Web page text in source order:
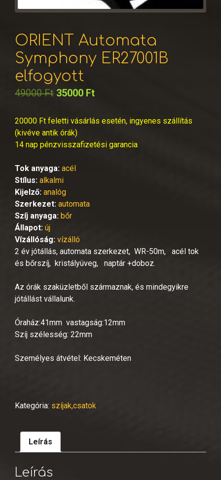
ORIENT Automata
Symphony ER27001B
elfogyott
49000Ft 35000 Ft
20000 Ft feletti vásárlás esetén, ingyenes szállítás
(kivéve antik órák)
14 nap pénzvisszafizetési garancia
Tok anyaga: acél
Stílus: alkalmi
Kijelző: analóg
Szerkezet: automata
Szíj anyaga: bőr
Állapot: új
Vízállóság: vízálló
2 év jótállás, automata szerkezet, WR-50m, acél tok
és bőrszíj, kristályüveg, naptár +doboz.
Az órák szaküzletből származnak, és mindegyikre
jótállást vállalunk.
Óraház:41mm vastagság:12mm
Szíj szélesség: 22mm
Személyes átvétel: Kecskeméten
Kategória: szíjak,csatok
Leírás
Leírás